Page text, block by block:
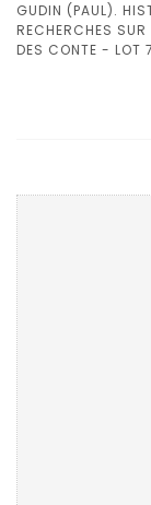
GUDIN (PAUL).
RECHERCHES SUR
DES CONTE - LOT